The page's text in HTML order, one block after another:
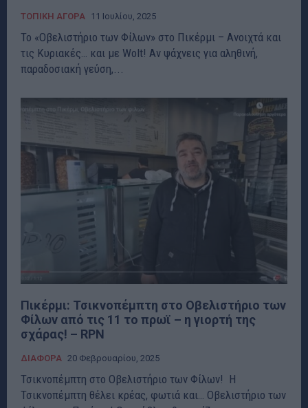
ΤΟΠΙΚΗ ΑΓΟΡΑ 11 Ιουλίου, 2025
Το «Οβελιστήριο των Φίλων» στο Πικέρμι – Ανοιχτά και
τις Κυριακές… και με Wolt! Αν ψάχνεις για αληθινή,
παραδοσιακή γεύση,...
Πικέρμι: Τσικνοπέμπτη στο Οβελιστήριο των
Φίλων από τις 11 το πρωϊ – η γιορτή της
σχάρας! – RPN
ΔΙΑΦΟΡΑ 20 Φεβρουαρίου, 2025
Τσικνοπέμπτη στο Οβελιστήριο των Φίλων! Η
Τσικνοπέμπτη θέλει κρέας, φωτιά και… Οβελιστήριο των